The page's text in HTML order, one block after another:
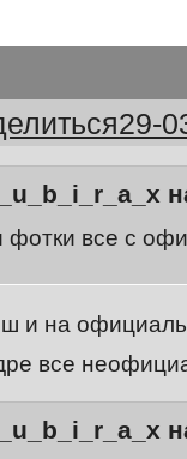
29-
фотки все с
и на
все